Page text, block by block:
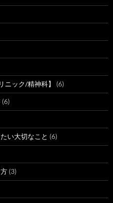
ニック/精神科】 (6)
(6)
い大切なこと (6)
(3)